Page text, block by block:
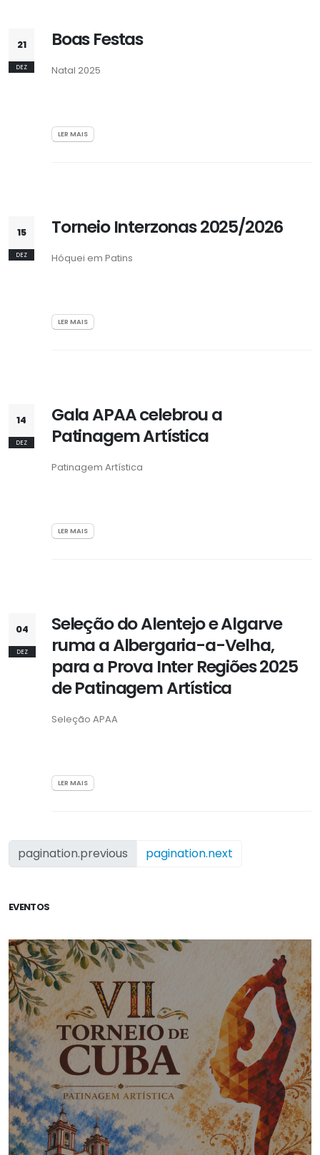
21
DEZ
Boas Festas
Natal 2025
LER MAIS
15
DEZ
Torneio Interzonas 2025/2026
Hóquei em Patins
LER MAIS
14
DEZ
Gala APAA celebrou a
Patinagem Artística
Patinagem Artística
LER MAIS
04
DEZ
Seleção do Alentejo e Algarve
ruma a Albergaria-a-Velha,
para a Prova Inter Regiões 2025
de Patinagem Artística
Seleção APAA
LER MAIS
pagination.previous pagination.next
EVENTOS